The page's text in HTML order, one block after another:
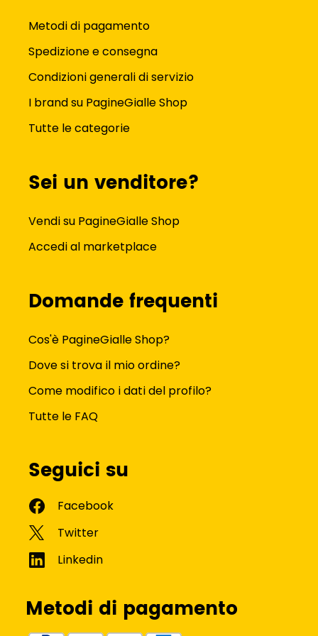
Metodi di pagamento
Spedizione e consegna
Condizioni generali di servizio
I brand su PagineGialle Shop
Tutte le categorie
Sei un venditore?
Vendi su PagineGialle Shop
Accedi al marketplace
Domande frequenti
Cos'è PagineGialle Shop?
Dove si trova il mio ordine?
Come modifico i dati del profilo?
Tutte le FAQ
Seguici su
Metodi di pagamento